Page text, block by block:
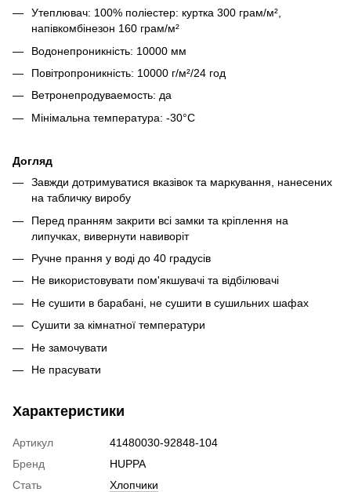
Утеплювач: 100% поліестер: куртка 300 грам/м²,
напівкомбінезон 160 грам/м²
Водонепроникність: 10000 мм
Повітропроникність: 10000 г/м²/24 год
Ветронепродуваемость: да
Мінімальна температура: -30°C
Догляд
Завжди дотримуватися вказівок та маркування, нанесених
на табличку виробу
Перед пранням закрити всі замки та кріплення на
липучках, вивернути навиворіт
Ручне прання у воді до 40 градусів
Не використовувати пом'якшувачі та відбілювачі
Не сушити в барабані, не сушити в сушильних шафах
Сушити за кімнатної температури
Не замочувати
Не прасувати
Характеристики
Артикул
41480030-92848-104
Бренд
HUPPA
Стать
Хлопчики